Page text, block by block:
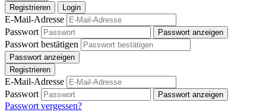
Registrieren
Login
E-Mail-Adresse
Passwort
Passwort anzeigen
Passwort bestätigen
Passwort anzeigen
Registrieren
E-Mail-Adresse
Passwort
Passwort anzeigen
Passwort vergessen?